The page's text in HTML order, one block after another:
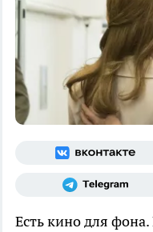
Есть кино для